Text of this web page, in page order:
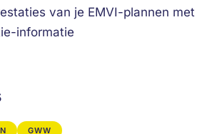
van je EMVI-plannen met
informatie
GWW